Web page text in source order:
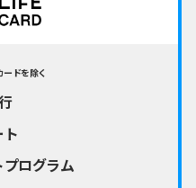
ドを除く
ログラム